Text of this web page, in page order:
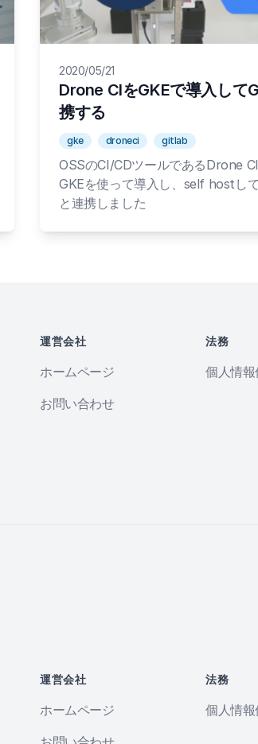
2020/05/21
Drone CIをGKEで導入して
携する
gke droneci gitlab
OSSのCI/CDツールであるDrone
GKEを使って導入し、self hostし
と連携しました
運営会社
ホームページ
お問い合わせ
法務
個人情
運営会社
ホームページ
法務
個人情